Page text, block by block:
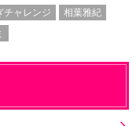
チャレンジ
相葉雅紀